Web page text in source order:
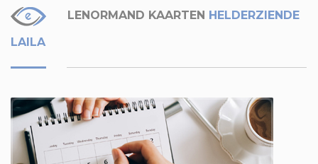
LENORMAND KAARTEN HELDERZIENDE
LAILA